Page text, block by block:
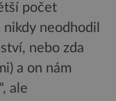
počet
neodhodil
nebo zda
a on nám
ale